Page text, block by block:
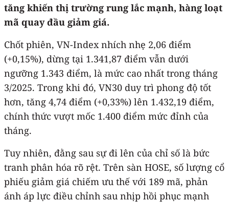
tăng khiến thị trường rung lắc mạnh, hàng loạt
mã quay đầu giảm giá.
Chốt phiên, VN-Index nhích nhẹ 2,06 điểm
(+0,15%), dừng tại 1.341,87 điểm vẫn dưới
ngưỡng 1.343 điểm, là mức cao nhất trong tháng
3/2025. Trong khi đó, VN30 duy trì phong độ tốt
hơn, tăng 4,74 điểm (+0,33%) lên 1.432,19 điểm,
chính thức vượt mốc 1.400 điểm mức đỉnh của
tháng.
Tuy nhiên, đằng sau sự đi lên của chỉ số là bức
tranh phân hóa rõ rệt. Trên sàn HOSE, số lượng cổ
phiếu giảm giá chiếm ưu thế với 189 mã, phản
ánh áp lực điều chỉnh sau nhịp hồi phục mạnh